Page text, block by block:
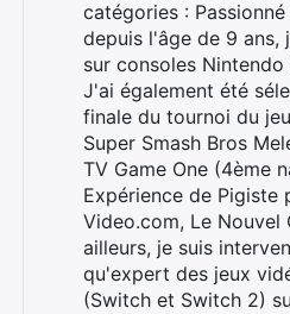
catégories :
depuis l'âge de 9 ans,
sur consoles Nintendo
J'ai également été
finale du tournoi du
Super Smash Bros
TV Game One (4ème
Expérience de Pigiste
Video.com, Le Nouvel
ailleurs, je suis
qu'expert des jeux
(Switch et Switch 2)